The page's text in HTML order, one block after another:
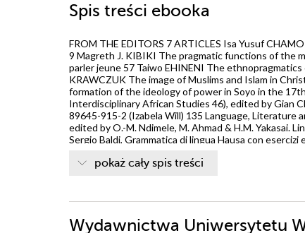
Spis treści ebooka
FROM THE EDITORS 7 ARTICLES Isa Yusuf
9 Magreth J. KIBIKI The pragmatic functions of the
parler jeune 57 Taiwo EHINENI The
KRAWCZUK The image of Muslims and Islam in
formation of the ideology of power in Soyo in the
Interdisciplinary African Studies 46), edited by Gian
89645-915-2 (Izabela Will) 135 Language, Literature
edited by O.-M. Ndimele, M. Ahmad & H.M. Yakasai.
Sergio Baldi, Grammatica di lingua Hausa con
pokaż cały spis treści
Wydawnictwa Uniwersytetu